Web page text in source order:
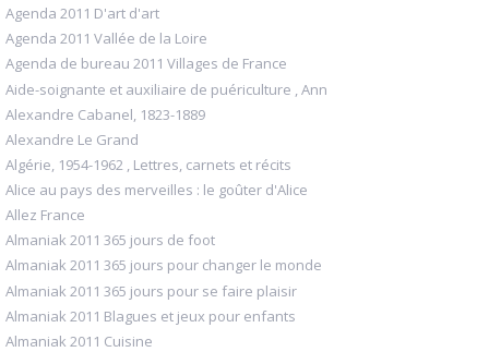
Agenda 2011 D'art d'art
Agenda 2011 Vallée de la Loire
Agenda de bureau 2011 Villages de France
Aide-soignante et auxiliaire de puériculture , Ann
Alexandre Cabanel, 1823-1889
Alexandre Le Grand
Algérie, 1954-1962 , Lettres, carnets et récits
Alice au pays des merveilles : le goûter d'Alice
Allez France
Almaniak 2011 365 jours de foot
Almaniak 2011 365 jours pour changer le monde
Almaniak 2011 365 jours pour se faire plaisir
Almaniak 2011 Blagues et jeux pour enfants
Almaniak 2011 Cuisine